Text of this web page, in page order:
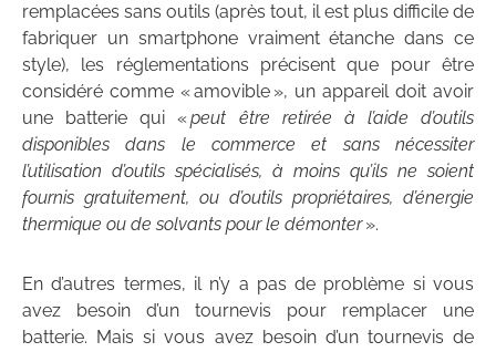
remplacées sans outils (après tout, il est plus difficile de
fabriquer un smartphone vraiment étanche dans ce
style), les réglementations précisent que pour être
considéré comme « amovible », un appareil doit avoir
une batterie qui «peut être retirée à l’aide d’outils
disponibles dans le commerce et sans nécessiter
l’utilisation d’outils spécialisés, à moins qu’ils ne soient
fournis gratuitement, ou d’outils propriétaires, d’énergie
thermique ou de solvants pour le démonter».
En d’autres termes, il n’y a pas de problème si vous
avez besoin d’un tournevis pour remplacer une
batterie. Mais si vous avez besoin d’un tournevis de